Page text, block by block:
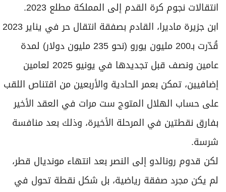
إضافيين، تمكن بعمر الحادية والأربعين من اقتناص اللقب
على حساب الهلال المتوج ست مرات في العقد الأخير
بفارق نقطتين في المرحلة الأخيرة، وذلك بعد منافسة
شرسة.
لكن قدوم رونالدو إلى النصر بعد انتهاء مونديال قطر،
لم يكن مجرد صفقة رياضية، بل شكل نقطة تحول في
صورة الدوري السعودي.
بعد مسيرة زاخرة مع مانشستر يونايتد الإنجليزي وريال
مدريد الإسباني ويوفنتوس الايطالي، أحرز خلالها دوري
أبطال أوروبا خمس مرات، عزّز قدوم اللاعب المفتول